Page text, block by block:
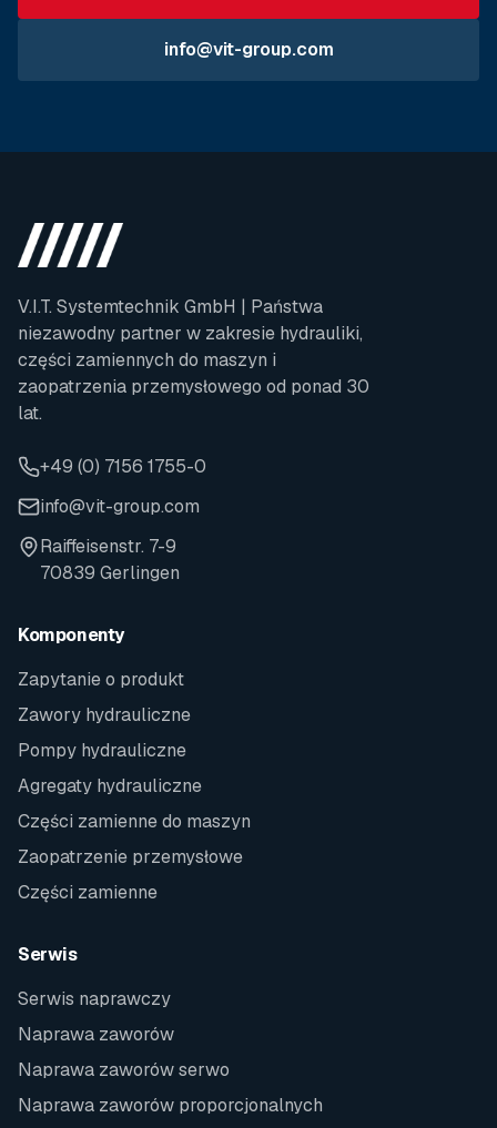
info@vit-group.com
V.I.T. Systemtechnik GmbH | Państwa
niezawodny partner w zakresie hydrauliki,
części zamiennych do maszyn i
zaopatrzenia przemysłowego od ponad 30
lat.
+49 (0) 7156 1755-0
info@vit-group.com
Raiffeisenstr. 7-9
70839 Gerlingen
Komponenty
Zapytanie o produkt
Zawory hydrauliczne
Pompy hydrauliczne
Agregaty hydrauliczne
Części zamienne do maszyn
Zaopatrzenie przemysłowe
Części zamienne
Serwis
Serwis naprawczy
Naprawa zaworów
Naprawa zaworów serwo
Naprawa zaworów proporcjonalnych